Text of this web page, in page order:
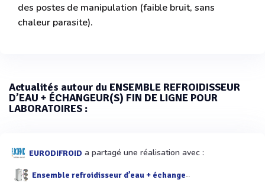
des postes de manipulation (faible bruit, sans
chaleur parasite).
Actualités autour du ENSEMBLE REFROIDISSEUR
D’EAU + ÉCHANGEUR(S) FIN DE LIGNE POUR
LABORATOIRES :
EURODIFROID a partagé une réalisation avec :
Ensemble refroidisseur d’eau + échangeur(s) fin de ligne pour laboratoires